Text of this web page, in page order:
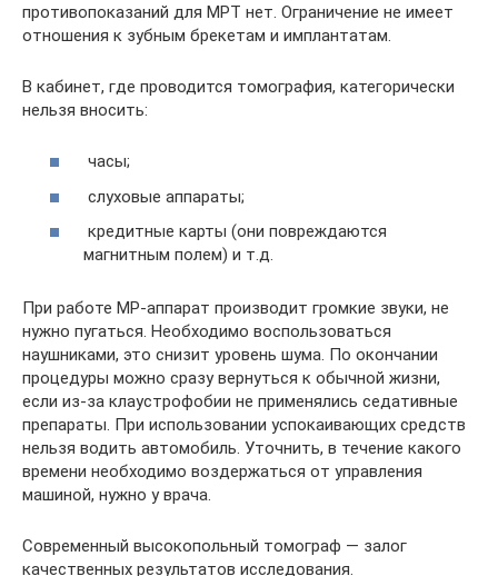
противопоказаний для МРТ нет. Ограничение не имеет
отношения к зубным брекетам и имплантатам.
В кабинет, где проводится томография, категорически
нельзя вносить:
часы;
слуховые аппараты;
кредитные карты (они повреждаются
магнитным полем) и т.д.
При работе МР-аппарат производит громкие звуки, не
нужно пугаться. Необходимо воспользоваться
наушниками, это снизит уровень шума. По окончании
процедуры можно сразу вернуться к обычной жизни,
если из-за клаустрофобии не применялись седативные
препараты. При использовании успокаивающих средств
нельзя водить автомобиль. Уточнить, в течение какого
времени необходимо воздержаться от управления
машиной, нужно у врача.
Современный высокопольный томограф — залог
качественных результатов исследования.